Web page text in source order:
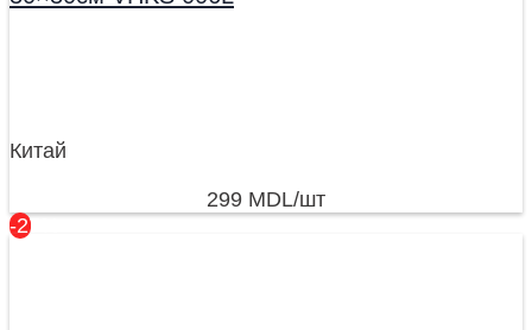
Китай
299 MDL/шт
-27%